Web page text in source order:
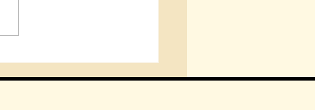
するためのセルフケ